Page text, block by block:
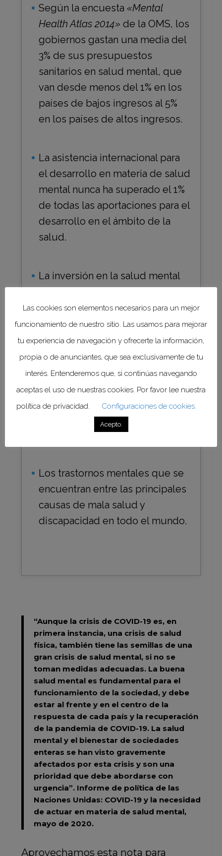
Según la encuesta «Mental
Health Atlas 2014» de la OMS, los
gobiernos gastan una media del
3% de sus presupuestos
sanitarios en salud mental, que
van desde menos del 1% en los
países de bajos ingresos al 5%
en los países de altos ingresos.
La asistencia internacional para
el desarrollo en materia de salud
mental nunca ha superado el 1%
de todas las aportaciones para el
desarrollo en el ámbito de la
salud.
La inversión en la salud mental
de retorno en el ámbito sanitario.
Se estima que por cada dólar
invertido en la ampliación de los
servicios de atención de los
trastornos mentales comunes,
como la depresión y la ansiedad,
se obtiene un rendimiento de 5
dólares en mejoras a la salud y la
productividad.
Los trastornos mentales que se
encuentran entre las principales
causas de mala salud y
discapacidad en todo el mundo.
“Aunque la crisis de COVID-19 es, en
primera instancia, una crisis de salud
física, también tiene las semillas de una
gran crisis de salud mental, si no se
toman medidas adecuadas. La buena
salud mental es fundamental para el
funcionamiento de la sociedad, y debe
estar al frente y en el centro de la
respuesta de cada país y la recuperación
de la pandemia de COVID-19. La salud
mental y el bienestar de sociedades
enteras se han visto gravemente
afectados por esta crisis y son una
prioridad que debe abordarse con
urgencia”. Informe de política de las
Naciones Unidas: COVID-19 y la necesidad
de actuar en materia de salud mental,
mayo de 2020.
Aprovechamos esta nota para
Las cookies son elementos necesarios para un mejor
funcionamiento de nuestro sitio. Las usamos para mejorar
tu experiencia de navegación y ofrecerte la información,
propia o de anunciantes, que sea exclusivamente de tu
interés. Entenderemos que, si continúas navegando
aceptas el uso de nuestras cookies. Por favor lee nuestra
política de privacidad.
Configuraciones de cookies.
Acepto.